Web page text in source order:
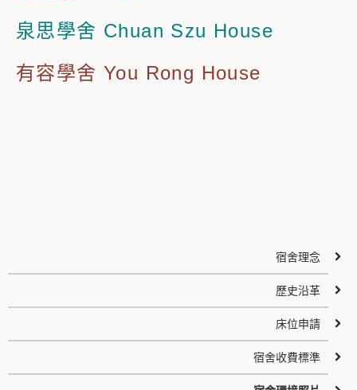
泉思學舍 Chuan Szu House
有容學舍 You Rong House
宿舍理念
歷史沿革
床位申請
宿舍收費標準